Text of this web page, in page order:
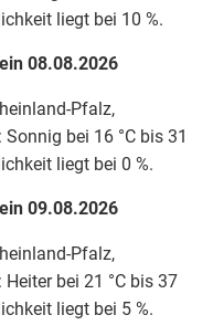
liegt bei 10 %.
08.08.2026
Pfalz,
bei 16 °C bis 31
liegt bei 0 %.
09.08.2026
Pfalz,
bei 21 °C bis 37
liegt bei 5 %.